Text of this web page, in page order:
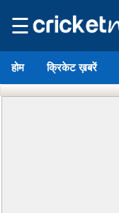
☰
होम क्रिकेट ख़बरें